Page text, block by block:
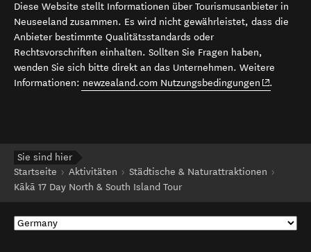
Diese Website stellt Informationen über Tourismusanbieter in
Neuseeland zusammen. Es wird nicht gewährleistet, dass die
Anbieter bestimmte Qualitätsstandards oder
Rechtsvorschriften einhalten. Sollten Sie Fragen haben,
wenden Sie sich bitte direkt an das Unternehmen. Weitere
Informationen: newzealand.com Nutzungsbedingungen (opens in
.
Sie sind hier
Startseite
Aktivitäten
Städtische & Naturattraktionen
Kākā 17 Day North & South Island Tour